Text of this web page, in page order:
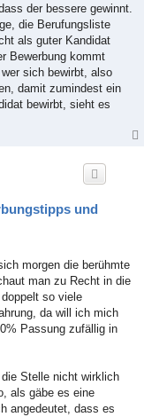
der bessere gewinnt.
die Berufungsliste
als guter Kandidat
Bewerbung kommt
sich bewirbt, also
damit zumindest ein
bewirbt, sieht es
und
morgen die berühmte
man zu Recht in die
so viele
da will ich mich
Passung zufällig in
Stelle nicht wirklich
als gäbe es eine
angedeutet, dass es